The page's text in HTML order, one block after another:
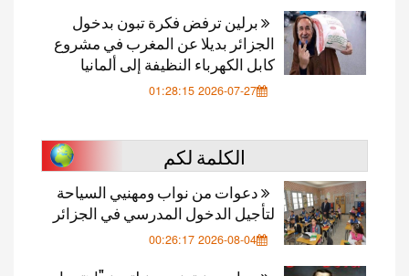
برلين ترفض فكرة تبون بدخول
الجزائر بديلا عن المغرب في مشروع
كابل الكهرباء النظيفة إلى ألمانيا
2026-07-27 01:28:15
الكلمة لكم
دعوات من نواب ومهنيي السياحة
لتأجيل الدخول المدرسي في الجزائر
2026-08-04 00:26:17